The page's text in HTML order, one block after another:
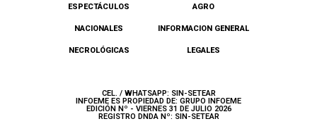
ESPECTÁCULOS AGRO
NACIONALES INFORMACION GENERAL
NECROLÓGICAS LEGALES
CEL. / WHATSAPP: SIN-SETEAR
INFOEME ES PROPIEDAD DE: GRUPO INFOEME
EDICIÓN Nº - VIERNES 31 DE JULIO 2026
REGISTRO DNDA Nº: SIN-SETEAR